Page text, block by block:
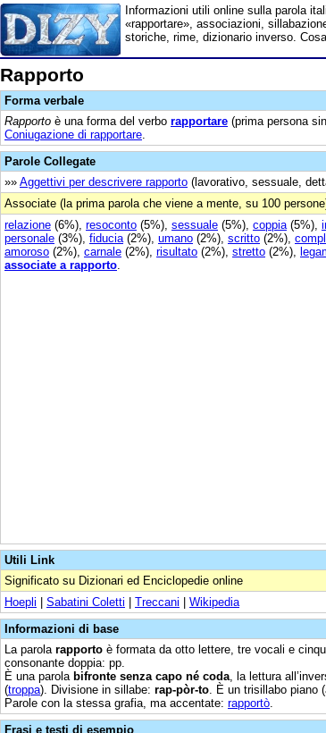
Informazioni utili online sulla parola
«rapportare», associazioni,
storiche, rime, dizionario inverso.
Rapporto
Forma verbale
Rapporto è una forma del verbo rapportare (prima persona
Coniugazione di rapportare
Parole Collegate
»» Aggettivi per descrivere rapporto (lavorativo, sessuale,
Associate (la prima parola che viene a mente, su 100
relazione (6%), resoconto (5%), sessuale (5%), coppia (5%),
personale (3%), fiducia (2%), umano (2%), scritto (2%),
amoroso (2%), carnale (2%), risultato (2%), stretto (2%),
associate a rapporto
Utili Link
Significato su Dizionari ed Enciclopedie online
Hoepli | Sabatini Coletti | Treccani | Wikipedia
Informazioni di base
La parola rapporto è formata da otto lettere, tre vocali e
consonante doppia: pp.
È una parola bifronte senza capo né coda , la lettura
(troppa). Divisione in sillabe: rap-pòr-to . È un trisillabo piano
Parole con la stessa grafia, ma accentate: rapportò
Frasi e testi di esempio